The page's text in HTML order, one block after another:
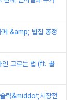
&amp; 밥집 총정
인 고르는 법 (ft. 꿀
력&middot;시장전